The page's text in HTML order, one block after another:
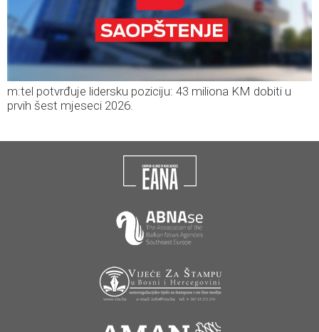
m:tel potvrđuje lidersku poziciju: 43 miliona KM dobiti u
prvih šest mjeseci 2026.